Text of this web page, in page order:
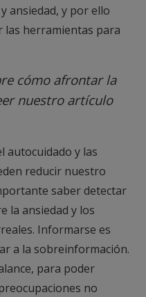
ansiedad, y por ello
herramientas para
cómo afrontar la
nuestro artículo
autocuidado y las
reducir nuestro
saber detectar
la ansiedad y los
Informarse es
a la sobreinformación.
para poder
no